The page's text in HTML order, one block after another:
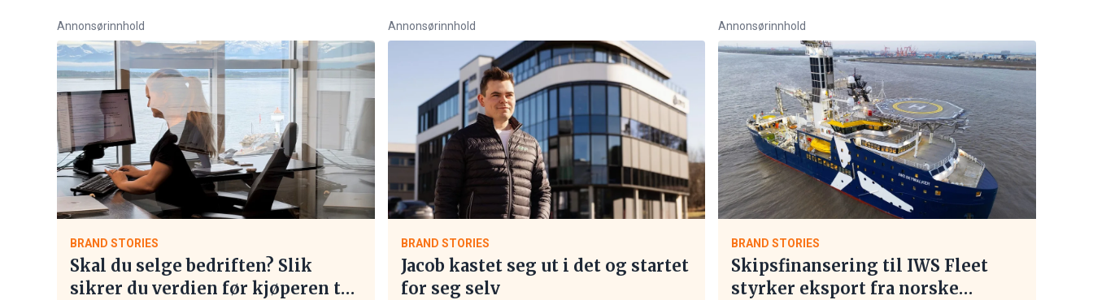
Annonsørinnhold
BRAND STORIES
Skal du selge bedriften? Slik
sikrer du verdien før kjøperen tar
Annonsørinnhold
BRAND STORIES
Jacob kastet seg ut i det og startet
for seg selv
Annonsørinnhold
BRAND STORIES
Skipsfinansering til IWS Fleet
styrker eksport fra norske